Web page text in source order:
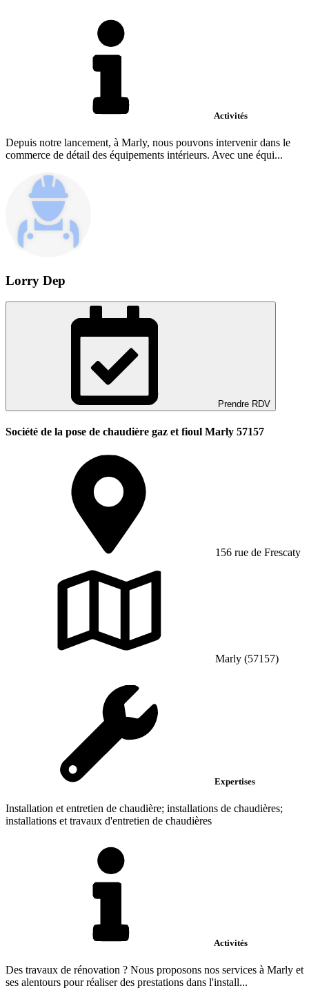
Activités
Depuis notre lancement, à Marly, nous pouvons intervenir dans le
commerce de détail des équipements intérieurs. Avec une équi...
Lorry Dep
Prendre RDV
Société de la pose de chaudière gaz et fioul Marly 57157
156 rue de Frescaty
Marly (57157)
Expertises
Installation et entretien de chaudière; installations de chaudières;
installations et travaux d'entretien de chaudières
Activités
Des travaux de rénovation ? Nous proposons nos services à Marly et
ses alentours pour réaliser des prestations dans l'install...